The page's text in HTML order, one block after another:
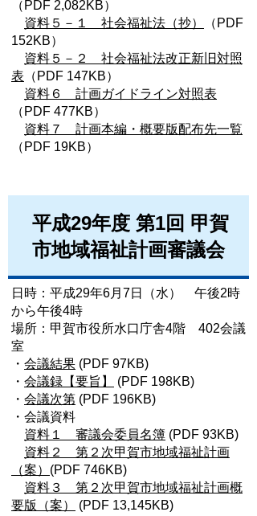
（PDF 2,082KB）
資料５－１ 社会福祉法（抄）
（PDF
152KB）
資料５－２ 社会福祉法改正新旧対照
表 （PDF 147KB）
資料６ 計画ガイドライン対照表
（PDF 477KB）
資料７ 計画本編・概要版配布先一覧
（PDF 19KB）
平成29年度 第1回 甲賀
市地域福祉計画審議会
日時：平成29年6月7日（水） 午後2時
から午後4時
場所：甲賀市役所水口庁舎4階 402会議
室
・ 会議結果 (PDF 97KB)
・ 会議録【要旨】
(PDF 198KB)
・ 会議次第 (PDF 196KB)
・会議資料
資料１ 審議会委員名簿 (PDF 93KB)
資料２ 第２次甲賀市地域福祉計画
（案） (PDF 746KB)
資料３ 第２次甲賀市地域福祉計画概
要版（案）
(PDF 13,145KB)